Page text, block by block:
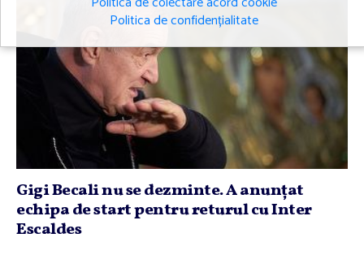
Gigi Becali nu se dezminte. A anunţat
echipa de start pentru returul cu Inter
Escaldes
Politica de confidențialitate